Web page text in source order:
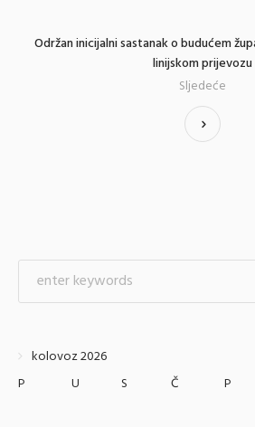
Održan inicijalni sastanak o budućem
linijskom prijevozu
Sljedeće
kolovoz 2026
P
U S Č P